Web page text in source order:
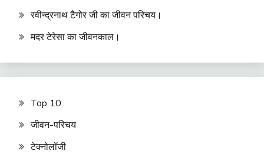
रवीन्द्रनाथ टैगोर जी का जीवन परिचय।
मदर टेरेसा का जीवनकाल।
Top 10
जीवन-परिचय
टेक्नोलॉजी